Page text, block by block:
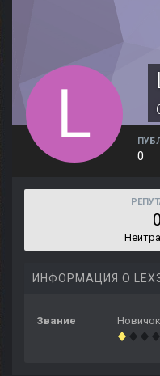
0
0
ИНФОРМАЦИЯ О
Звание Новичок